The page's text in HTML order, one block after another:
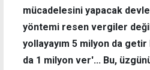
mücadelesini yapacak
yöntemi resen vergiler
yollayayım 5 milyon da
da 1 milyon ver'... Bu,